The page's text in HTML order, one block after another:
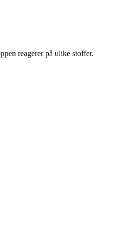
reagerer på ulike stoffer.